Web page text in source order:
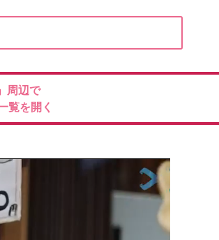
」周辺で
覧を開く